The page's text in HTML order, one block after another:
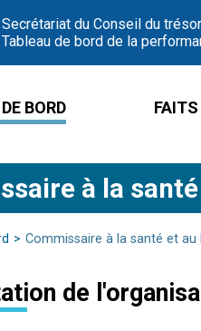
Secrétariat du Conseil du trésor
Tableau de bord de la
BORD
à la
Commissaire à la santé et au
de